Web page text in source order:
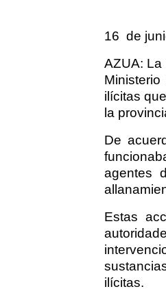
16 de
AZUA: La
ilícitas
la
De
agentes
Estas
ilícitas.